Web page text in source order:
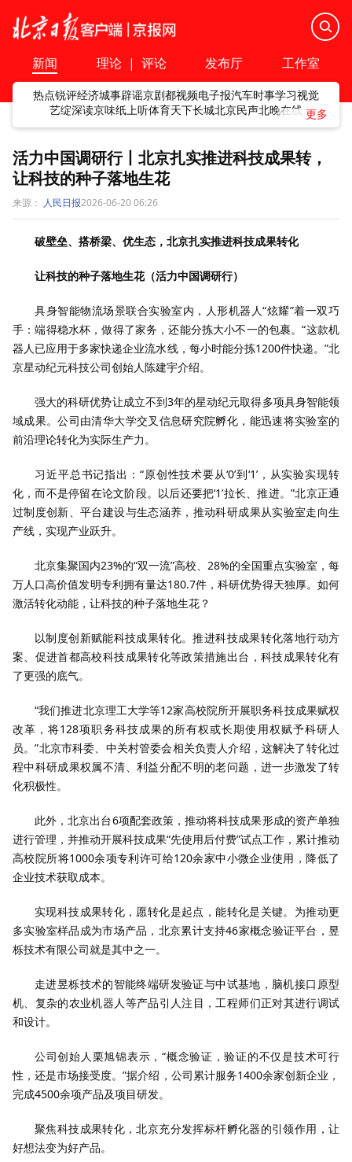
新闻 理论 | 评论 发布厅 工作室
热点锐评经济城事辟谣京剧都视频电子报汽车时事学习视觉
艺绽深读京味纸上听体育天下长城北京民声北晚在线
活力中国调研行丨北京扎实推进科技成果转，
让科技的种子落地生花
来源： 人民日报2026-06-20 06:26
破壁垒、搭桥梁、优生态，北京扎实推进科技成果转化
让科技的种子落地生花（活力中国调研行）
具身智能物流场景联合实验室内，人形机器人“炫耀”着一双巧
手：端得稳水杯，做得了家务，还能分拣大小不一的包裹。“这款机
器人已应用于多家快递企业流水线，每小时能分拣1200件快递。”北
京星动纪元科技公司创始人陈建宇介绍。
强大的科研优势让成立不到3年的星动纪元取得多项具身智能领
域成果。公司由清华大学交叉信息研究院孵化，能迅速将实验室的
前沿理论转化为实际生产力。
习近平总书记指出：“原创性技术要从‘0’到‘1’，从实验实现转
化，而不是停留在论文阶段。以后还要把‘1’拉长、推进。”北京正通
过制度创新、平台建设与生态涵养，推动科研成果从实验室走向生
产线，实现产业跃升。
北京集聚国内23%的“双一流”高校、28%的全国重点实验室，每
万人口高价值发明专利拥有量达180.7件，科研优势得天独厚。如何
激活转化动能，让科技的种子落地生花？
以制度创新赋能科技成果转化。推进科技成果转化落地行动方
案、促进首都高校科技成果转化等政策措施出台，科技成果转化有
了更强的底气。
“我们推进北京理工大学等12家高校院所开展职务科技成果赋权
改革，将128项职务科技成果的所有权或长期使用权赋予科研人
员。”北京市科委、中关村管委会相关负责人介绍，这解决了转化过
程中科研成果权属不清、利益分配不明的老问题，进一步激发了转
化积极性。
此外，北京出台6项配套政策，推动将科技成果形成的资产单独
进行管理，并推动开展科技成果“先使用后付费”试点工作，累计推动
高校院所将1000余项专利许可给120余家中小微企业使用，降低了
企业技术获取成本。
实现科技成果转化，愿转化是起点，能转化是关键。为推动更
多实验室样品成为市场产品，北京累计支持46家概念验证平台，昱
栎技术有限公司就是其中之一。
走进昱栎技术的智能终端研发验证与中试基地，脑机接口原型
机、复杂的农业机器人等产品引人注目，工程师们正对其进行调试
和设计。
公司创始人栗旭锦表示，“概念验证，验证的不仅是技术可行
性，还是市场接受度。”据介绍，公司累计服务1400余家创新企业，
完成4500余项产品及项目研发。
聚焦科技成果转化，北京充分发挥标杆孵化器的引领作用，让
好想法变为好产品。